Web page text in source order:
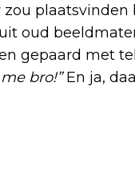
plaatsvinden
oud
gepaard met
bro!”En ja,